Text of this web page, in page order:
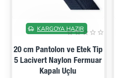
İNDIRIMDE
KARGOYA HAZIR
20 cm Pantolon ve Etek Tip
5 Lacivert Naylon Fermuar
Kapalı Uçlu